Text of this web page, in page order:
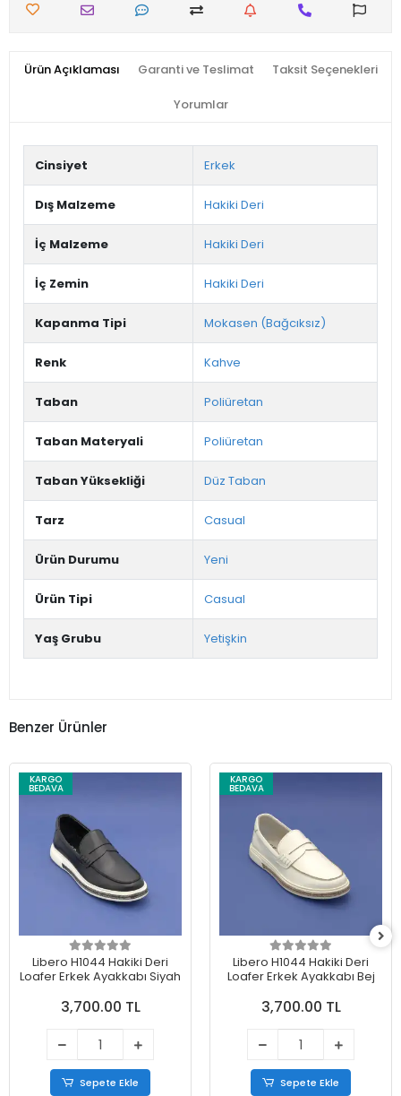
Ürün Açıklaması Garanti ve Teslimat Taksit Seçenekleri
Yorumlar
Cinsiyet Erkek
Dış Malzeme Hakiki Deri
İç Malzeme Hakiki Deri
İç Zemin Hakiki Deri
Kapanma Tipi Mokasen (Bağcıksız)
Renk Kahve
Taban Poliüretan
Taban Materyali Poliüretan
Taban Yüksekliği Düz Taban
Tarz Casual
Ürün Durumu Yeni
Ürün Tipi Casual
Yaş Grubu Yetişkin
Benzer Ürünler
KARGO
BEDAVA
Libero H1044 Hakiki Deri
Loafer Erkek Ayakkabı Siyah
3,700.00 TL
Sepete Ekle
KARGO
BEDAVA
Libero H1044 Hakiki Deri
Loafer Erkek Ayakkabı Bej
3,700.00 TL
Sepete Ekle